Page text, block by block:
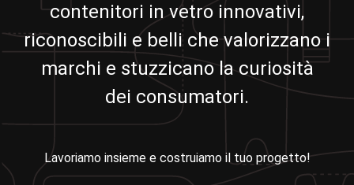
contenitori in vetro innovativi,
riconoscibili e belli che valorizzano i
marchi e stuzzicano la curiosità
dei consumatori.
Lavoriamo insieme e costruiamo il tuo progetto!